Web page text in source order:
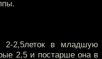
2-2,5леток в младшую
2,5 и постарше она в